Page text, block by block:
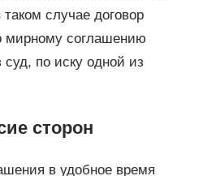
случае договор
мирному соглашению
суд, по иску одной из
сторон
в удобное время